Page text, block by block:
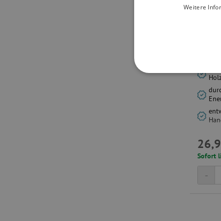
Sofort
-
Weitere
Unbedingt erforderliche
Ohne die unbedingt